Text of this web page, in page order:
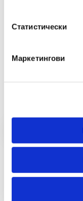
Статистически
Маркетингови